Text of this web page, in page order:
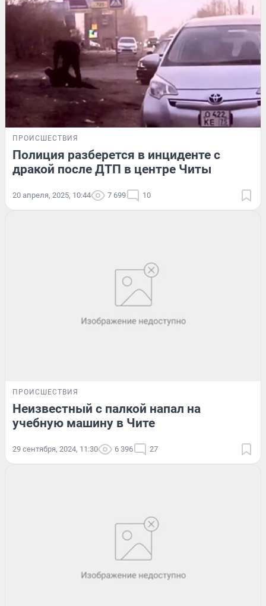
ПРОИСШЕСТВИЯ
Полиция разберется в инциденте с
дракой после ДТП в центре Читы
20 апреля, 2025, 10:44 7 699 10
ПРОИСШЕСТВИЯ
Неизвестный с палкой напал на
учебную машину в Чите
29 сентября, 2024, 11:30 6 396 27